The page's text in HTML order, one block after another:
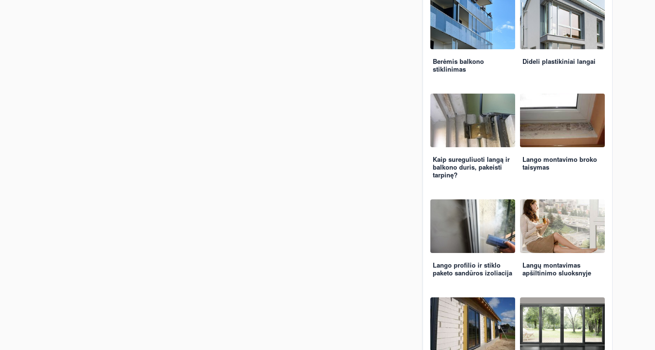
Berėmis balkono
stiklinimas
Dideli plastikiniai langai
Kaip sureguliuoti langą ir
balkono duris, pakeisti
tarpinę?
Lango montavimo broko
taisymas
Lango profilio ir stiklo
paketo sandūros izoliacija
Langų montavimas
apšiltinimo sluoksnyje